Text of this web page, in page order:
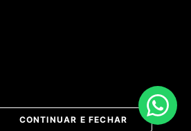
CONTINUAR E FECHAR